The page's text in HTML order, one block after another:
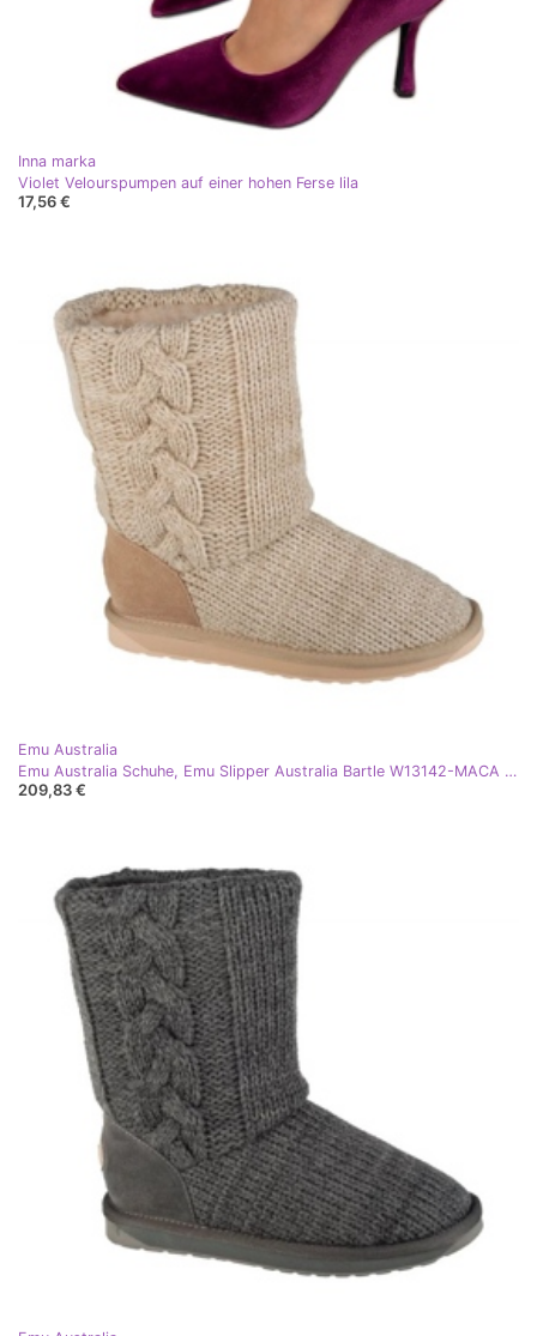
Inna marka
Violet Velourspumpen auf einer hohen Ferse lila
17,56 €
Emu Australia
Emu Australia Schuhe, Emu Slipper Australia Bartle W13142-MACA beige
209,83 €